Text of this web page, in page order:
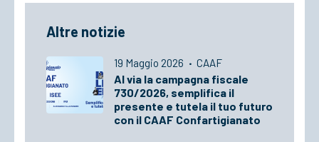
Altre notizie
19 Maggio 2026 · CAAF
Al via la campagna fiscale
730/2026, semplifica il
presente e tutela il tuo futuro
con il CAAF Confartigianato